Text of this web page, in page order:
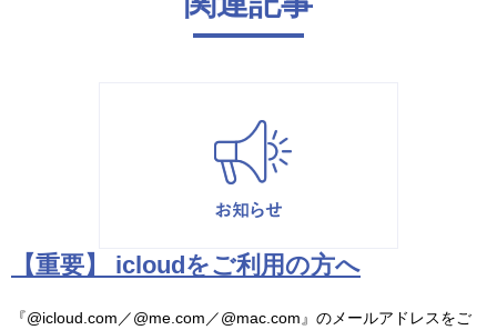
【重要】 icloudをご利用の方へ
『@icloud.com／@me.com／@mac.com』のメールアドレスをご